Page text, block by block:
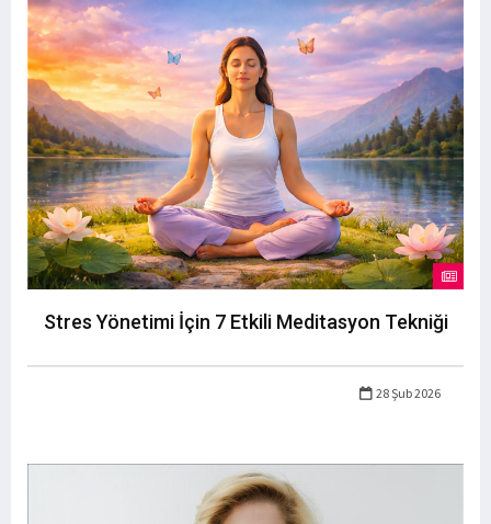
Stres Yönetimi İçin 7 Etkili Meditasyon Tekniği
28 Şub 2026